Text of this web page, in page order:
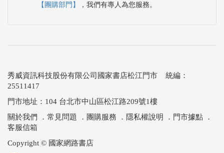
【團購部門】
，我們有專人為您服務。
秀威資訊科技股份有限公司國家書店松江門市 統編：
25511417
門市地址：104 台北市中山區松江路209號1樓
關於我們
． 常見問題 ． 團購服務 ． 隱私權說明 ． 門市據點 ．
客服信箱
Copyright © 國家網路書店